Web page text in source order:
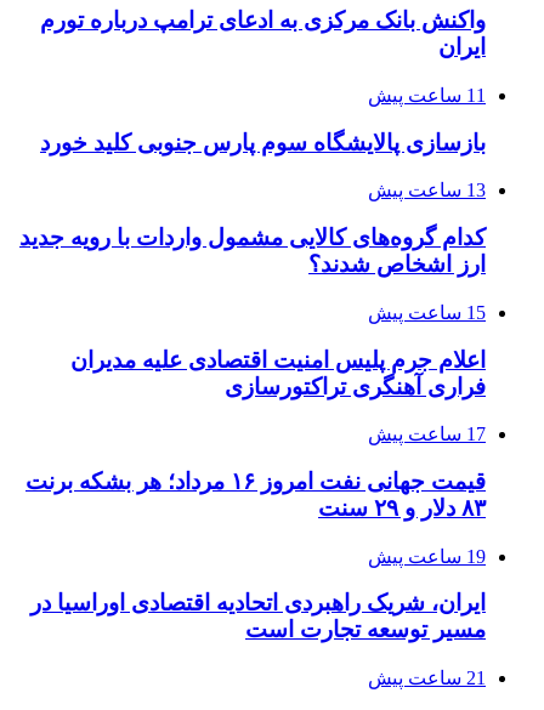
واکنش بانک مرکزی به ادعای ترامپ درباره تورم
ایران
11 ساعت پیش
بازسازی پالایشگاه سوم پارس جنوبی کلید خورد
13 ساعت پیش
کدام گروه‌های کالایی مشمول واردات با رویه جدید
ارز اشخاص شدند؟
15 ساعت پیش
اعلام جرم پلیس امنیت اقتصادی علیه مدیران
فراری آهنگری تراکتورسازی
17 ساعت پیش
قیمت جهانی نفت امروز ۱۶ مرداد؛ هر بشکه برنت
۸۳ دلار و ۲۹ سنت
19 ساعت پیش
ایران، شریک راهبردی اتحادیه اقتصادی اوراسیا در
مسیر توسعه تجارت است
21 ساعت پیش